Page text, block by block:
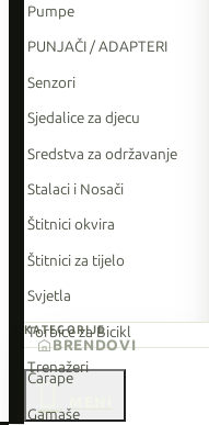
Pumpe
PUNJAČI / ADAPTERI
Senzori
Sjedalice za djecu
Sredstva za održavanje
Stalaci i Nosači
Štitnici okvira
Štitnici za tijelo
Svjetla
Torbice za Bicikl
Trenažeri
KATEGORIJE
Čarape
Gamaše
BRENDOVI
